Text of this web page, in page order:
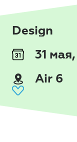
Design
31
Air 6